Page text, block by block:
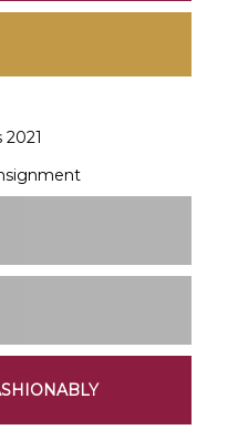
2021